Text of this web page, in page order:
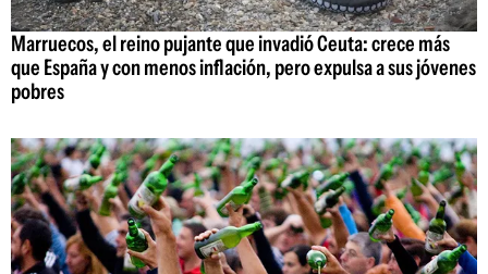
Marruecos, el reino pujante que invadió Ceuta: crece más
que España y con menos inflación, pero expulsa a sus jóvenes
pobres